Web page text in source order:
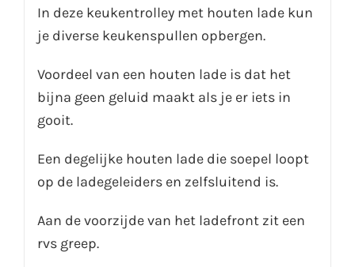
In deze keukentrolley met houten lade kun
je diverse keukenspullen opbergen.
Voordeel van een houten lade is dat het
bijna geen geluid maakt als je er iets in
gooit.
Een degelijke houten lade die soepel loopt
op de ladegeleiders en zelfsluitend is.
Aan de voorzijde van het ladefront zit een
rvs greep.